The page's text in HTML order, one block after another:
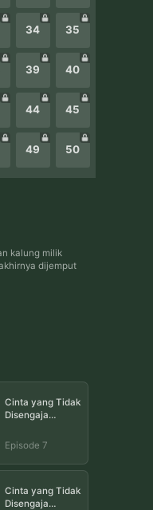
34 35
39 40
44 45
49 50
kalung milik
dijemput
Cinta yang Tidak
Disengaja
Episode 7
Cinta yang Tidak
Disengaja